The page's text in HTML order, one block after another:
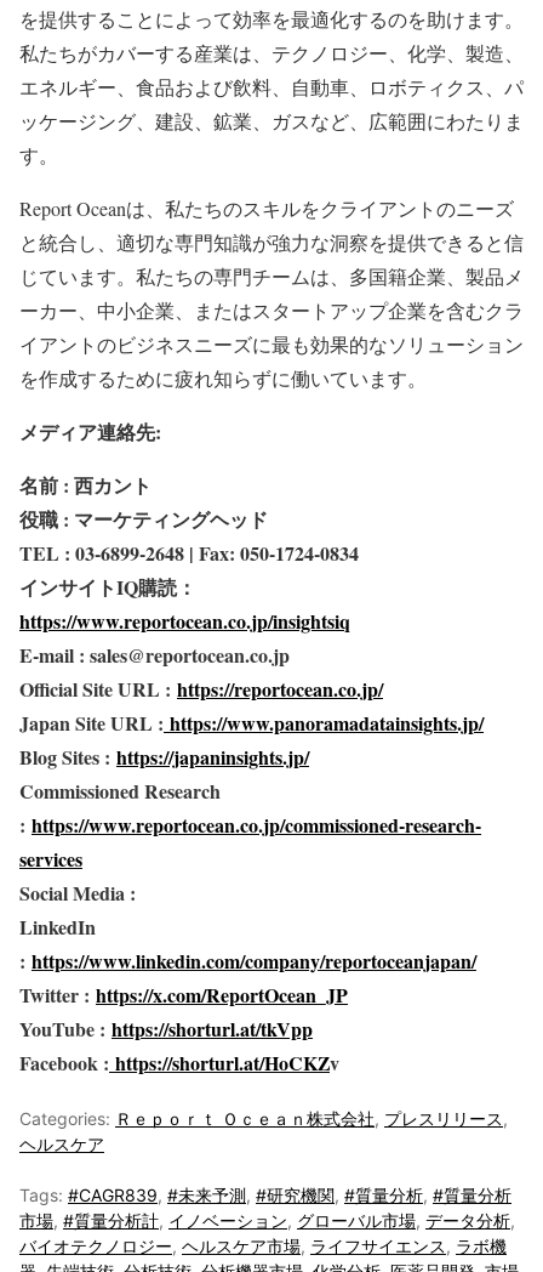
を提供することによって効率を最適化するのを助けます。
私たちがカバーする産業は、テクノロジー、化学、製造、
エネルギー、食品および飲料、自動車、ロボティクス、パ
ッケージング、建設、鉱業、ガスなど、広範囲にわたりま
す。
Report Oceanは、私たちのスキルをクライアントのニーズ
と統合し、適切な専門知識が強力な洞察を提供できると信
じています。私たちの専門チームは、多国籍企業、製品メ
ーカー、中小企業、またはスタートアップ企業を含むクラ
イアントのビジネスニーズに最も効果的なソリューション
を作成するために疲れ知らずに働いています。
メディア連絡先:
名前 : 西カント
役職 : マーケティングヘッド
TEL : 03-6899-2648 | Fax: 050-1724-0834
インサイトIQ購読：
https://www.reportocean.co.jp/insightsiq
E-mail : sales@reportocean.co.jp
Official Site URL : https://reportocean.co.jp/
Japan Site URL : https://www.panoramadatainsights.jp/
Blog Sites : https://japaninsights.jp/
Commissioned Research
: https://www.reportocean.co.jp/commissioned-research-
services
Social Media :
LinkedIn
: https://www.linkedin.com/company/reportoceanjapan/
Twitter : https://x.com/ReportOcean_JP
YouTube : https://shorturl.at/tkVpp
Facebook : https://shorturl.at/HoCKZv
Categories: Ｒｅｐｏｒｔ Ｏｃｅａｎ株式会社, プレスリリース,
ヘルスケア
Tags: #CAGR839, #未来予測, #研究機関, #質量分析, #質量分析
市場, #質量分析計, イノベーション, グローバル市場, データ分析,
バイオテクノロジー, ヘルスケア市場, ライフサイエンス, ラボ機